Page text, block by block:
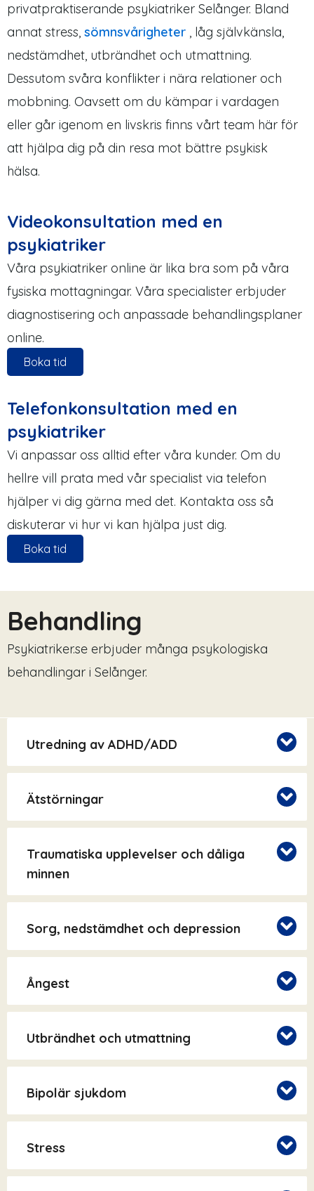
privatpraktiserande psykiatriker Selånger. Bland
annat stress, sömnsvårigheter , låg självkänsla,
nedstämdhet, utbrändhet och utmattning.
Dessutom svåra konflikter i nära relationer och
mobbning. Oavsett om du kämpar i vardagen
eller går igenom en livskris finns vårt team här för
att hjälpa dig på din resa mot bättre psykisk
hälsa.
Videokonsultation med en
psykiatriker
Våra psykiatriker online är lika bra som på våra
fysiska mottagningar. Våra specialister erbjuder
diagnostisering och anpassade behandlingsplaner
online.
Boka tid
Telefonkonsultation med en
psykiatriker
Vi anpassar oss alltid efter våra kunder. Om du
hellre vill prata med vår specialist via telefon
hjälper vi dig gärna med det. Kontakta oss så
diskuterar vi hur vi kan hjälpa just dig.
Boka tid
Behandling
Psykiatriker.se erbjuder många psykologiska
behandlingar i Selånger.
Utredning av ADHD/ADD
Ätstörningar
Traumatiska upplevelser och dåliga
minnen
Sorg, nedstämdhet och depression
Ångest
Utbrändhet och utmattning
Bipolär sjukdom
Stress